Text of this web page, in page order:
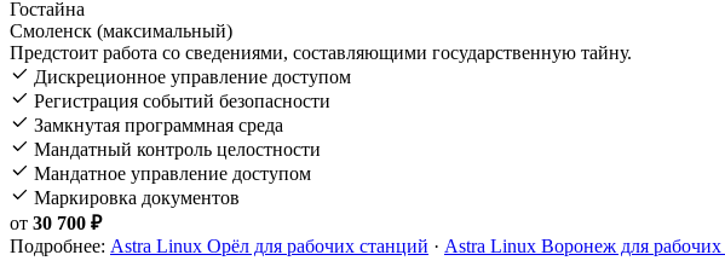
Гостайна
Смоленск (максимальный)
Предстоит работа со сведениями, составляющими государственную тайну.
Дискреционное управление доступом
Регистрация событий безопасности
Замкнутая программная среда
Мандатный контроль целостности
Мандатное управление доступом
Маркировка документов
от 30 700 ₽
Подробнее: Astra Linux Орёл для рабочих станций · Astra Linux Воронеж для рабочих